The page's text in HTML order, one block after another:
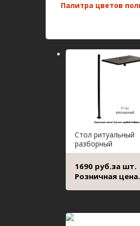
Палитра цветов
Стол ритуальный
разборный
1690 руб.за шт.
Розничная цена.